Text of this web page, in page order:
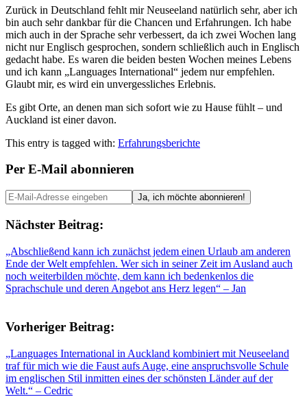
Zurück in Deutschland fehlt mir Neuseeland natürlich sehr, aber ich
bin auch sehr dankbar für die Chancen und Erfahrungen. Ich habe
mich auch in der Sprache sehr verbessert, da ich zwei Wochen lang
nicht nur Englisch gesprochen, sondern schließlich auch in Englisch
gedacht habe. Es waren die beiden besten Wochen meines Lebens
und ich kann „Languages International“ jedem nur empfehlen.
Glaubt mir, es wird ein unvergessliches Erlebnis.
Es gibt Orte, an denen man sich sofort wie zu Hause fühlt – und
Auckland ist einer davon.
This entry is tagged with: Erfahrungsberichte
Per E-Mail abonnieren
Nächster Beitrag:
„Abschließend kann ich zunächst jedem einen Urlaub am anderen
Ende der Welt empfehlen. Wer sich in seiner Zeit im Ausland auch
noch weiterbilden möchte, dem kann ich bedenkenlos die
Sprachschule und deren Angebot ans Herz legen“ – Jan
Vorheriger Beitrag:
„Languages International in Auckland kombiniert mit Neuseeland
traf für mich wie die Faust aufs Auge, eine anspruchsvolle Schule
im englischen Stil inmitten eines der schönsten Länder auf der
Welt.“ – Cedric